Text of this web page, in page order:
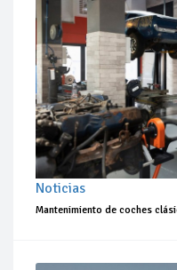
Noticias
Mantenimiento de coches